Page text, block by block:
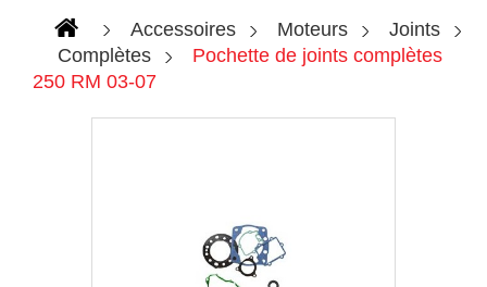
Accessoires Moteurs
Joints
Complètes
Pochette de joints complètes
250 RM 03-07